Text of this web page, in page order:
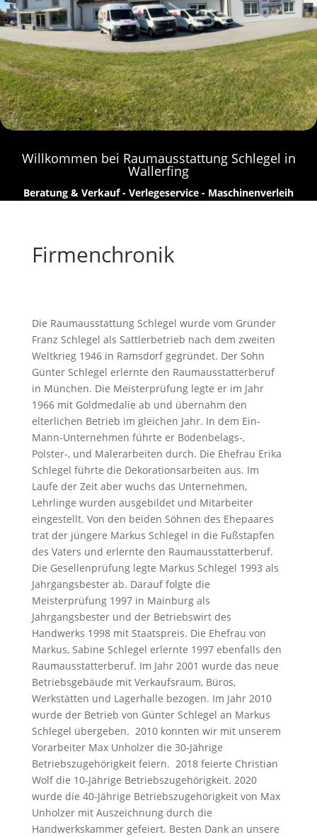
Willkommen bei Raumausstattung Schlegel in
Wallerfing
Beratung & Verkauf - Verlegeservice - Maschinenverleih
Firmenchronik
Die Raumausstattung Schlegel wurde vom Gründer
Franz Schlegel als Sattlerbetrieb nach dem zweiten
Weltkrieg 1946 in Ramsdorf gegründet. Der Sohn
Günter Schlegel erlernte den Raumausstatterberuf
in München. Die Meisterprüfung legte er im Jahr
1966 mit Goldmedalie ab und übernahm den
elterlichen Betrieb im gleichen Jahr. In dem Ein-
Mann-Unternehmen führte er Bodenbelags-,
Polster-, und Malerarbeiten durch. Die Ehefrau Erika
Schlegel führte die Dekorationsarbeiten aus. Im
Laufe der Zeit aber wuchs das Unternehmen,
Lehrlinge wurden ausgebildet und Mitarbeiter
eingestellt. Von den beiden Söhnen des Ehepaares
trat der jüngere Markus Schlegel in die Fußstapfen
des Vaters und erlernte den Raumausstatterberuf.
Die Gesellenprüfung legte Markus Schlegel 1993 als
Jahrgangsbester ab. Darauf folgte die
Meisterprüfung 1997 in Mainburg als
Jahrgangsbester und der Betriebswirt des
Handwerks 1998 mit Staatspreis. Die Ehefrau von
Markus, Sabine Schlegel erlernte 1997 ebenfalls den
Raumausstatterberuf. Im Jahr 2001 wurde das neue
Betriebsgebäude mit Verkaufsraum, Büros,
Werkstätten und Lagerhalle bezogen. Im Jahr 2010
wurde der Betrieb von Günter Schlegel an Markus
Schlegel übergeben. 2010 konnten wir mit unserem
Vorarbeiter Max Unholzer die 30-Jährige
Betriebszugehörigkeit feiern. 2018 feierte Christian
Wolf die 10-Jährige Betriebszugehörigkeit. 2020
wurde die 40-Jährige Betriebszugehörigkeit von Max
Unholzer mit Auszeichnung durch die
Handwerkskammer gefeiert. Besten Dank an unsere